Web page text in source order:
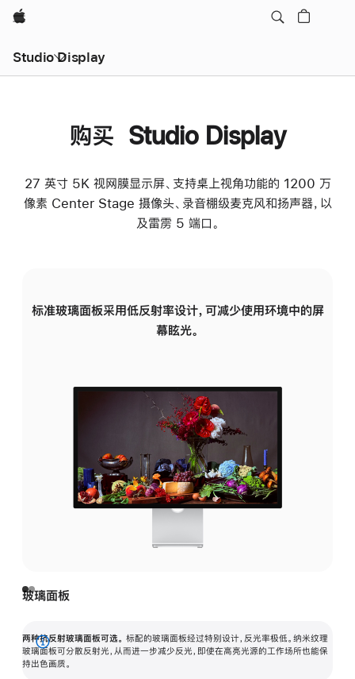
Apple
Studio Display
购买 Studio Display
27 英寸 5K 视网膜显示屏、支持桌上视角功能的 1200 万
像素 Center Stage 摄像头、录音棚级麦克风和扬声器，以
及雷雳 5 端口。
标准玻璃面板采用低反射率设计，可减少使用环境中的屏
幕眩光。
玻璃面板
两种抗反射玻璃面板可选。 标配的玻璃面板经过特别设计，反光率极低。纳米纹理
玻璃面板可分散反射光，从而进一步减少反光，即使在高亮光源的工作场所也能保
持出色画质。
展
开